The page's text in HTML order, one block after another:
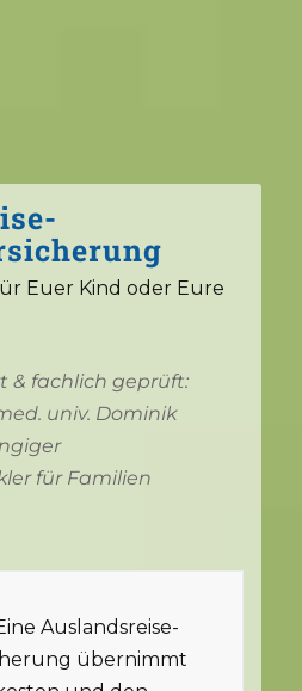
Euer Kind oder Eure
& fachlich geprüft:
univ. Dominik
für Familien
Auslandsreise-
übernimmt